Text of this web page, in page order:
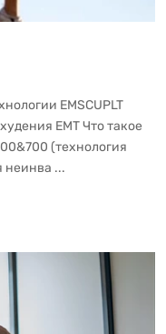
EMSCUPLT
EMT Что такое
(технология
неинва ...